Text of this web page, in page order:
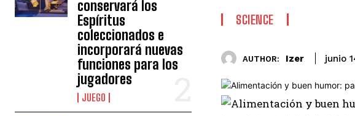
conservará los
Espíritus
coleccionados e
incorporará nuevas
funciones para los
jugadores
JUEGO
SCIENCE
AUTHOR: Izer junio